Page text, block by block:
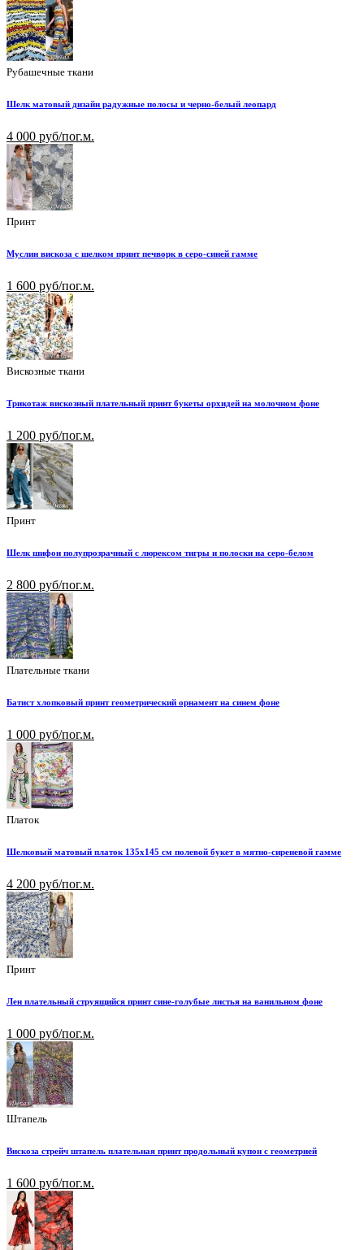
Рубашечные ткани
Шелк матовый дизайн радужные полосы и черно-белый леопард
4 000 руб/пог.м.
Принт
Муслин вискоза с шелком принт печворк в серо-синей гамме
1 600 руб/пог.м.
Вискозные ткани
Трикотаж вискозный плательный принт букеты орхидей на молочном фоне
1 200 руб/пог.м.
Принт
Шелк шифон полупрозрачный с люрексом тигры и полоски на серо-белом
2 800 руб/пог.м.
Плательные ткани
Батист хлопковый принт геометрический орнамент на синем фоне
1 000 руб/пог.м.
Платок
Шелковый матовый платок 135х145 см полевой букет в мятно-сиреневой гамме
4 200 руб/пог.м.
Принт
Лен плательный струящийся принт сине-голубые листья на ванильном фоне
1 000 руб/пог.м.
Штапель
Вискоза стрейч штапель плательная принт продольный купон с геометрией
1 600 руб/пог.м.